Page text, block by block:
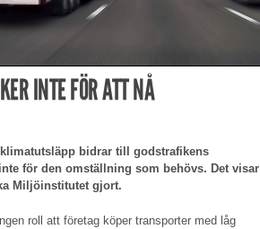
INTE FÖR ATT NÅ
bidrar till godstrafikens
för den omställning som behövs. Det visar
Miljöinstitutet gjort.
roll att företag köper transporter med låg